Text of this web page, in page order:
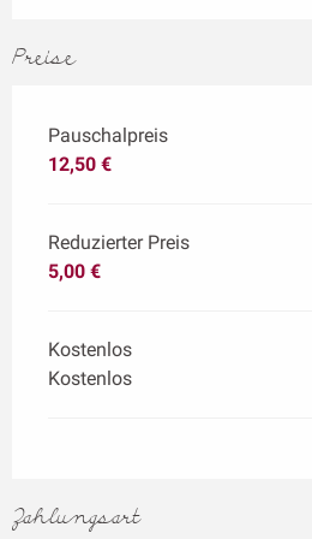
Preise
Pauschalpreis
12,50 €
Reduzierter Preis
5,00 €
Kostenlos
Kostenlos
Zahlungsart